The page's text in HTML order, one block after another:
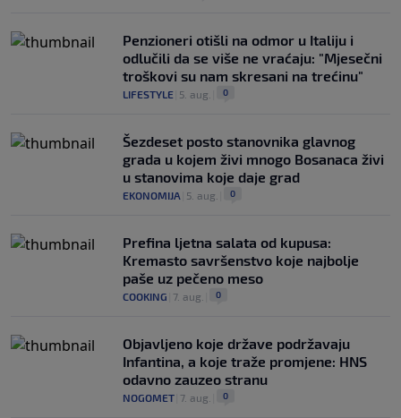
Penzioneri otišli na odmor u Italiju i
odlučili da se više ne vraćaju: "Mjesečni
troškovi su nam skresani na trećinu"
LIFESTYLE 5. aug. 0
Šezdeset posto stanovnika glavnog
grada u kojem živi mnogo Bosanaca živi
u stanovima koje daje grad
EKONOMIJA 5. aug. 0
Prefina ljetna salata od kupusa:
Kremasto savršenstvo koje najbolje
paše uz pečeno meso
COOKING 7. aug. 0
Objavljeno koje države podržavaju
Infantina, a koje traže promjene: HNS
odavno zauzeo stranu
NOGOMET 7. aug. 0